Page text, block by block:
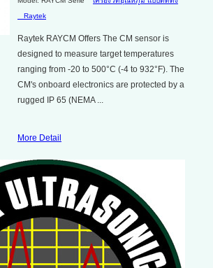
Raytek
Raytek RAYCM Offers The CM sensor is
designed to measure target temperatures
ranging from -20 to 500°C (-4 to 932°F). The
CM's onboard electronics are protected by a
rugged IP 65 (NEMA ...
More Detail